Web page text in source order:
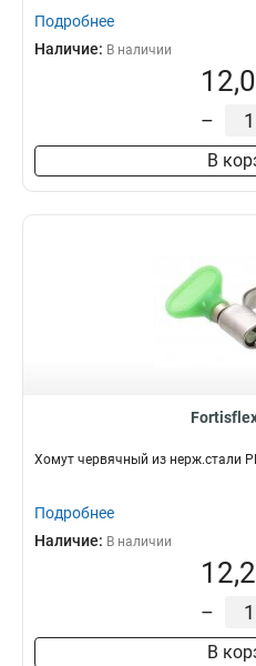
Подробнее
Наличие: В наличии
–
В
Хомут червячный из нерж.стали
Подробнее
Наличие: В наличии
–
В